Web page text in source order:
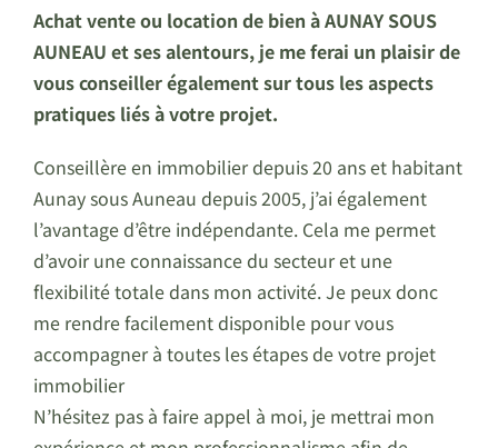
Achat vente ou location de bien à AUNAY SOUS
AUNEAU et ses alentours, je me ferai un plaisir de
vous conseiller également sur tous les aspects
pratiques liés à votre projet.
Conseillère en immobilier depuis 20 ans et habitant
Aunay sous Auneau depuis 2005, j’ai également
l’avantage d’être indépendante. Cela me permet
d’avoir une connaissance du secteur et une
flexibilité totale dans mon activité. Je peux donc
me rendre facilement disponible pour vous
accompagner à toutes les étapes de votre projet
immobilier
N’hésitez pas à faire appel à moi, je mettrai mon